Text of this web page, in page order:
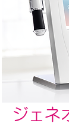
ジェネ